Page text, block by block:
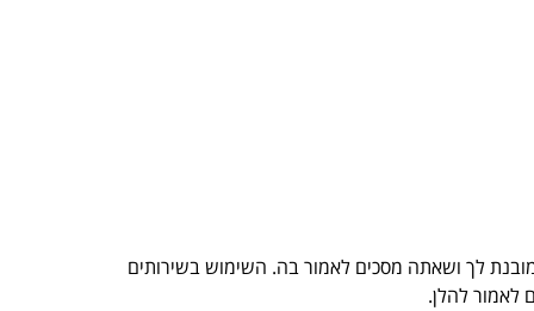
לך ושאתה מסכים לאמור בה. השימוש בשירותים
לאמור להלן.